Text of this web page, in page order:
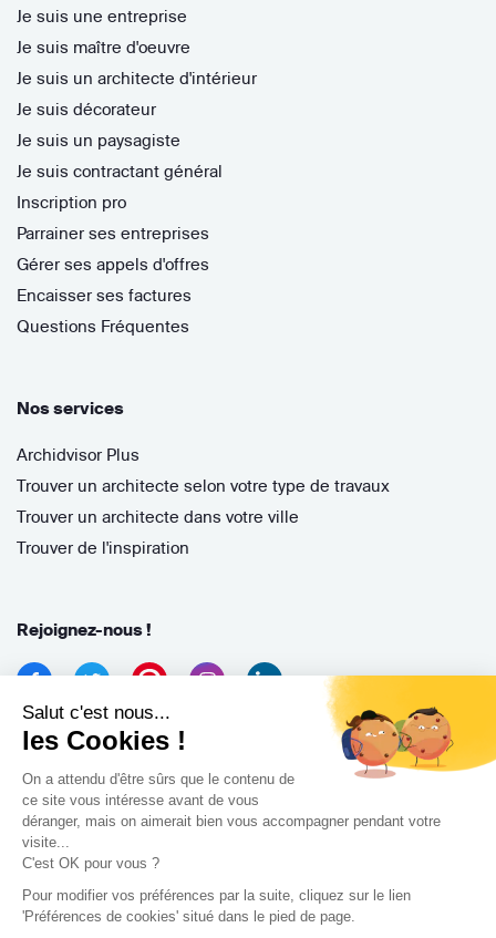
Salut c'est nous...
les Cookies !
On a attendu d'être sûrs que le contenu de
ce site vous intéresse avant de vous
déranger, mais on aimerait bien vous accompagner pendant votre
visite...
C'est OK pour vous ?
Pour modifier vos préférences par la suite, cliquez sur le lien
'Préférences de cookies' situé dans le pied de page.
Je suis une entreprise
Je suis maître d'oeuvre
Je suis un architecte d'intérieur
Je suis décorateur
Je suis un paysagiste
Je suis contractant général
Inscription pro
Parrainer ses entreprises
Gérer ses appels d'offres
Encaisser ses factures
Questions Fréquentes
Nos services
Archidvisor Plus
Trouver un architecte selon votre type de travaux
Trouver un architecte dans votre ville
Trouver de l'inspiration
Rejoignez-nous !
Archidvisor
13 Rue des Cordeliers, 33000 Bordeaux, France
Copyright 2021